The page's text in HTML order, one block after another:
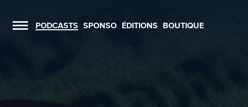
MenuPODCASTS SPONSO ÉDITIONS BOUTIQUE